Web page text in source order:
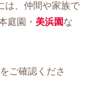
は、仲間や家族で
庭園・ 美浜園な
をご確認くださ